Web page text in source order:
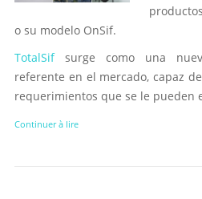
o su modelo OnSif.
TotalSif surge como una
referente en el mercado, capaz
requerimientos que se le pueden
Continuer à lire